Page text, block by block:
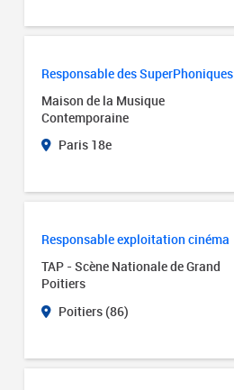
Responsable des SuperPhoniques
Maison de la Musique
Contemporaine
Paris 18e
Responsable exploitation cinéma
TAP - Scène Nationale de Grand
Poitiers
Poitiers (86)